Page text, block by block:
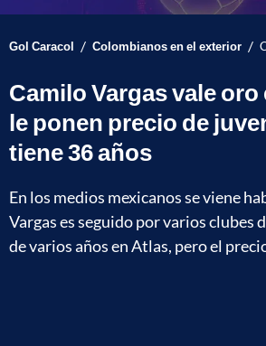
Gol Caracol / Colombianos en el exterior /
Camilo Vargas vale oro
le ponen precio de
tiene 36 años
En los medios mexicanos se viene
Vargas es seguido por varios clubes
de varios años en Atlas, pero el